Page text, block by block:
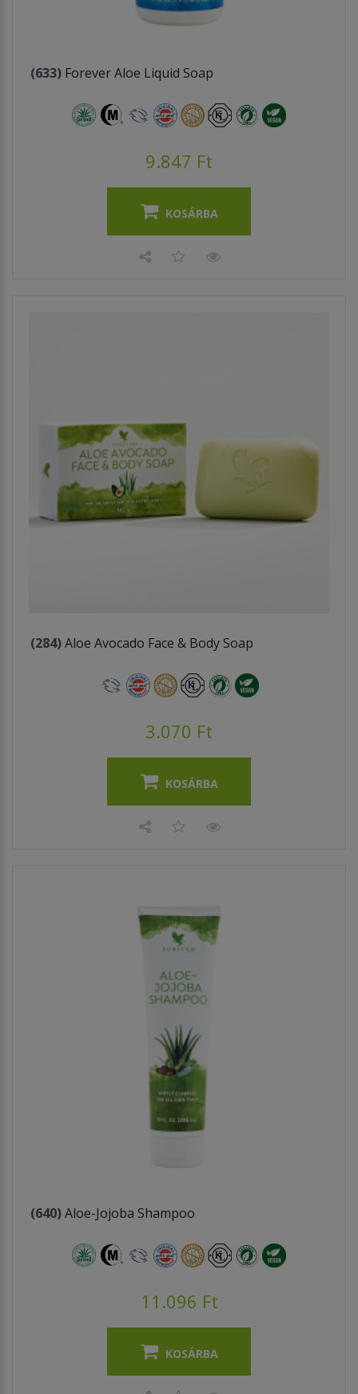
(633) Forever Aloe Liquid Soap
9.847 Ft
KOSÁRBA
(284)Aloe Avocado Face & Body Soap
3.070 Ft
KOSÁRBA
(640)Aloe-Jojoba Shampoo
11.096 Ft
KOSÁRBA